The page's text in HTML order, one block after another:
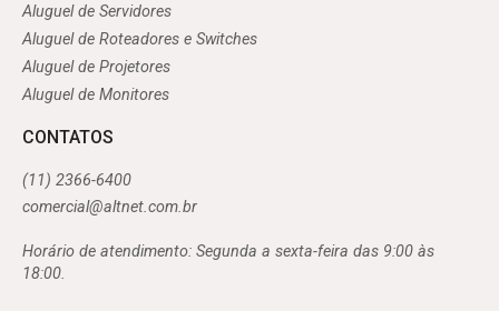
Aluguel de Servidores
Aluguel de Roteadores e Switches
Aluguel de Projetores
Aluguel de Monitores
CONTATOS
(11) 2366-6400
comercial@altnet.com.br
Horário de atendimento: Segunda a sexta-feira das 9:00 às
18:00.